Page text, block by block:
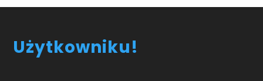
Użytkowniku!